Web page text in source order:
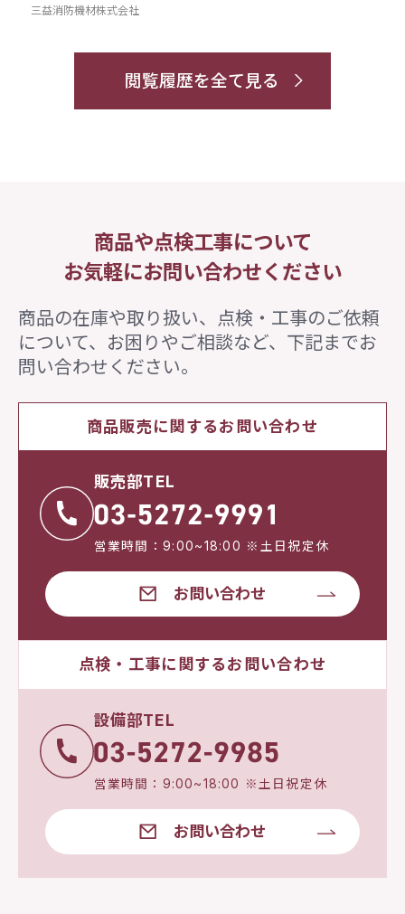
三益消防機材株式会社
閲覧履歴を全て見る
商品や点検工事について
お気軽にお問い合わせください
商品の在庫や取り扱い、点検・工事のご依頼
について、 お困りやご相談など、下記までお
問い合わせください。
商品販売に関するお問い合わせ
販売部TEL
営業時間：9:00~18:00 ※土日祝定休
お問い合わせ
点検・工事に関するお問い合わせ
設備部TEL
営業時間：9:00~18:00 ※土日祝定休
お問い合わせ